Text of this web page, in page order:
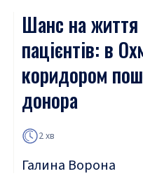
Шанс на
пацієнтів: в
коридором
донора
2 хв
Галина Ворона